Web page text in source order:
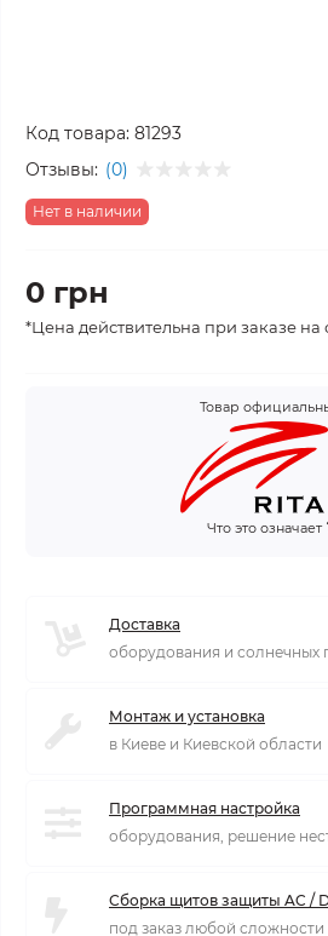
Код товара: 81293
Отзывы: (0)
Нет в наличии
0 грн
*Цена действительна при заказе на
Товар
Что это означает
Доставка
оборудования и солнечных
Монтаж и установка
в Киеве и Киевской области
Программная настройка
оборудования, решение
Сборка щитов защиты AC /
под заказ любой сложности